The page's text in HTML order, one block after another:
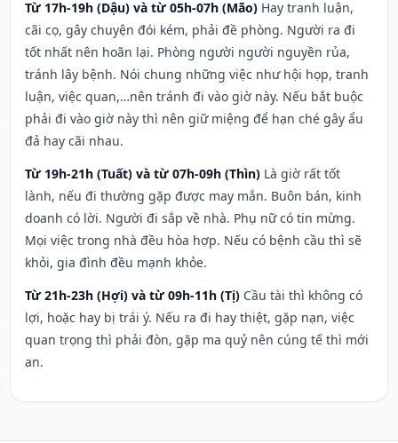
Từ 17h-19h (Dậu) và từ 05h-07h (Mão) Hay tranh luận,
cãi cọ, gây chuyện đói kém, phải đề phòng. Người ra đi
tốt nhất nên hoãn lại. Phòng người người nguyền rủa,
tránh lây bệnh. Nói chung những việc như hội họp, tranh
luận, việc quan,…nên tránh đi vào giờ này. Nếu bắt buộc
phải đi vào giờ này thì nên giữ miệng để hạn ché gây ẩu
đả hay cãi nhau.
Từ 19h-21h (Tuất) và từ 07h-09h (Thìn) Là giờ rất tốt
lành, nếu đi thường gặp được may mắn. Buôn bán, kinh
doanh có lời. Người đi sắp về nhà. Phụ nữ có tin mừng.
Mọi việc trong nhà đều hòa hợp. Nếu có bệnh cầu thì sẽ
khỏi, gia đình đều mạnh khỏe.
Từ 21h-23h (Hợi) và từ 09h-11h (Tị) Cầu tài thì không có
lợi, hoặc hay bị trái ý. Nếu ra đi hay thiệt, gặp nạn, việc
quan trọng thì phải đòn, gặp ma quỷ nên cúng tế thì mới
an.